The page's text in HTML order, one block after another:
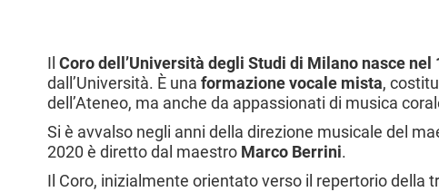
Il Coro dell’Università degli Studi di Milano nasce nel
dall’Università. È una formazione vocale mista,
dell’Ateneo, ma anche da appassionati di musica
Si è avvalso negli anni della direzione musicale del
2020 è diretto dal maestro Marco Berrini.
Il Coro, inizialmente orientato verso il repertorio della